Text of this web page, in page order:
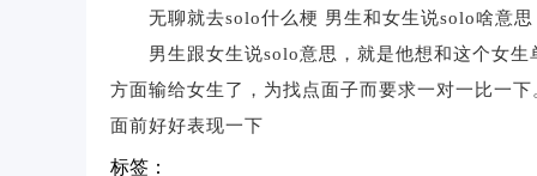
无聊就去solo什么梗 男生和女生说solo啥意思
男生跟女生说solo意思，就是他想和这个女生
方面输给女生了，为找点面子而要求一对一比一
面前好好表现一下
标签：